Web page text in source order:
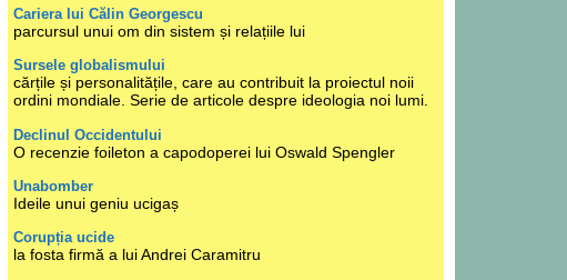
Cariera lui Călin Georgescu
parcursul unui om din sistem și relațiile lui
Sursele globalismului
cărțile și personalitățile, care au contribuit la proiectul noii
ordini mondiale. Serie de articole despre ideologia noi lumi.
Declinul Occidentului
O recenzie foileton a capodoperei lui Oswald Spengler
Unabomber
Ideile unui geniu ucigaș
Corupția ucide
la fosta firmă a lui Andrei Caramitru